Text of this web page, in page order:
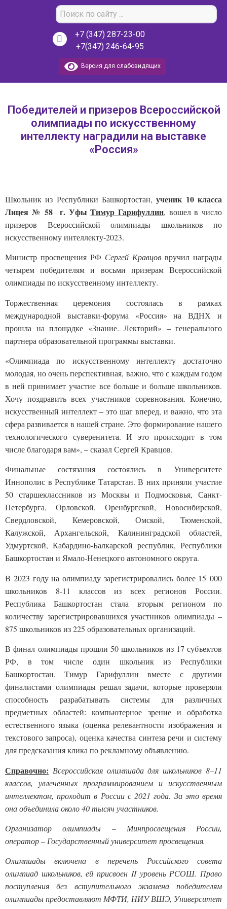
+7 (347) 287-23-00
+7(347) 246-64-95
Версия для слабовидящих
Победителей и призеров Всероссийской
олимпиады по искусственному
интеллекту наградили на выставке
«Россия»
Школьник из Республики Башкортостан,ученик 10 класса
Лицея № 58 г. УфыТимур Гарифуллин, вошел в число
призеров Всероссийской олимпиады школьников по
искусственному интеллекту-2023.
Министр просвещения РФ Сергей Кравцов вручил награды
четырем победителям и восьми призерам Всероссийской
олимпиады по искусственному интеллекту.
Торжественная церемония состоялась в рамках
международной выставки-форума «Россия» на ВДНХ и
прошла на площадке «Знание. Лекторий» – генерального
партнера образовательной программы выставки.
«Олимпиада по искусственному интеллекту достаточно
молодая, но очень перспективная, важно, что с каждым годом
в ней принимает участие все больше и больше школьников.
Хочу поздравить всех участников соревнования. Конечно,
искусственный интеллект – это шаг вперед, и важно, что эта
сфера развивается в нашей стране. Это формирование нашего
технологического суверенитета. И это происходит в том
числе благодаря вам», – сказал Сергей Кравцов.
Финальные состязания состоялись в Университете
Иннополис в Республике Татарстан. В них приняли участие
50 старшеклассников из Москвы и Подмосковья, Санкт-
Петербурга, Орловской, Оренбургской, Новосибирской,
Свердловской, Кемеровской, Омской, Тюменской,
Калужской, Архангельской, Калининградской областей,
Удмуртской, Кабардино-Балкарской республик, Республики
Башкортостан и Ямало-Ненецкого автономного округа.
В 2023 году на олимпиаду зарегистрировались более 15 000
школьников 8-11 классов из всех регионов России.
Республика Башкортостан стала вторым регионом по
количеству зарегистрировавшихся участников олимпиады –
875 школьников из 225 образовательных организаций.
В финал олимпиады прошли 50 школьников из 17 субъектов
РФ, в том числе один школьник из Республики
Башкортостан. Тимур Гарифуллин вместе с другими
финалистами олимпиады решал задачи, которые проверяли
способность разрабатывать системы для различных
предметных областей: компьютерное зрение и обработка
естественного языка (оценка релевантности изображения и
текстового запроса), оценка качества синтеза речи и систему
для предсказания клика по рекламному объявлению.
Справочно: Всероссийская олимпиада для школьников 8–11
классов, увлеченных программированием и искусственным
интеллектом, проходит в России с 2021 года. За это время
она объединила около 40 тысяч участников.
Организатор олимпиады – Минпросвещения России,
оператор – Государственный университет просвещения.
Олимпиады включена в перечень Российского совета
олимпиад школьников, ей присвоен II уровень РСОШ. Право
поступления без вступительного экзамена победителям
олимпиады предоставляют МФТИ, НИУ ВШЭ, Университет
Для заполнения данной формы включите
JavaScript в браузере.
*
Ваш вопрос*
*Нажимая кнопку «Отправить», я соглашаюсь наобработку моих